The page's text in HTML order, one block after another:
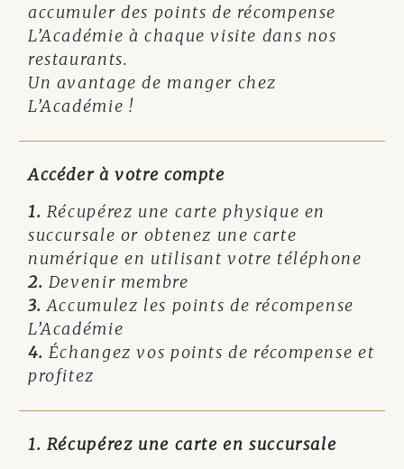
accumuler des points de récompense
L’Académie à chaque visite dans nos
restaurants.
Un avantage de manger chez
L’Académie !
Accéder à votre compte
1. Récupérez une carte physique en
succursale or obtenez une carte
numérique en utilisant votre téléphone
2. Devenir membre
3. Accumulez les points de récompense
L’Académie
4. Échangez vos points de récompense et
profitez
1. Récupérez une carte en succursale